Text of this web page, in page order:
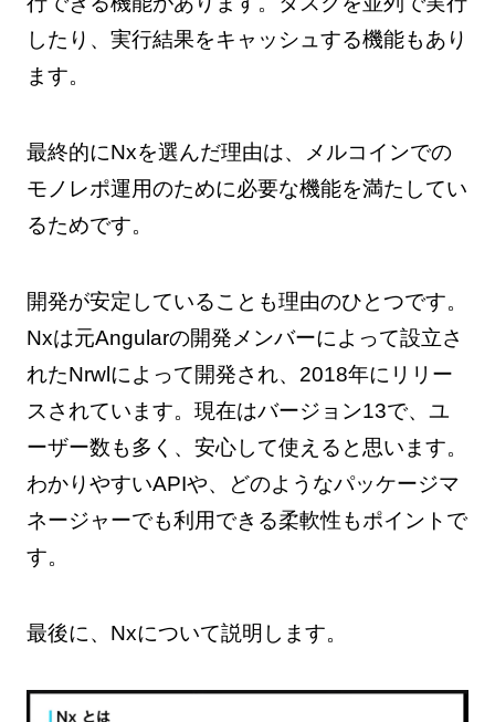
したり、実行結果をキャッシュする機能もあり
ます。
最終的にNxを選んだ理由は、メルコインでの
モノレポ運用のために必要な機能を満たしてい
るためです。
開発が安定していることも理由のひとつです。
Nxは元Angularの開発メンバーによって設立さ
れたNrwlによって開発され、2018年にリリー
スされています。現在はバージョン13で、ユ
ーザー数も多く、安心して使えると思います。
わかりやすいAPIや、どのようなパッケージマ
ネージャーでも利用できる柔軟性もポイントで
す。
最後に、Nxについて説明します。